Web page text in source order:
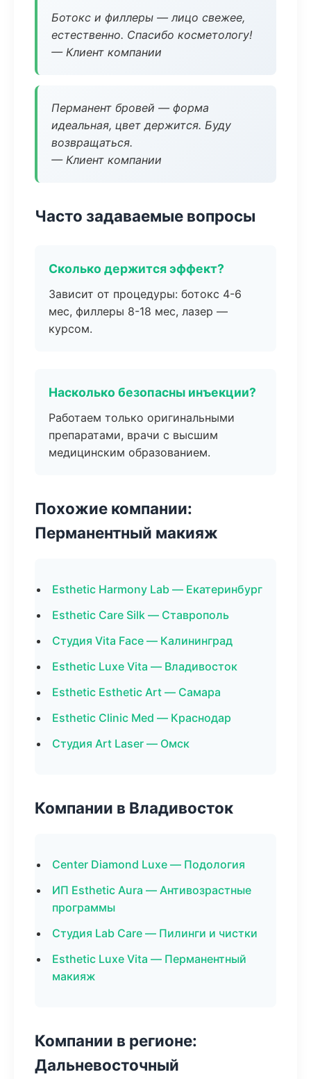
Ботокс и филлеры — лицо свежее,
естественно. Спасибо косметологу!
— Клиент компании
Перманент бровей — форма
идеальная, цвет держится. Буду
возвращаться.
— Клиент компании
Часто задаваемые вопросы
Сколько держится эффект?
Зависит от процедуры: ботокс 4-6
мес, филлеры 8-18 мес, лазер —
курсом.
Насколько безопасны инъекции?
Работаем только оригинальными
препаратами, врачи с высшим
медицинским образованием.
Похожие компании:
Перманентный макияж
Esthetic Harmony Lab — Екатеринбург
Esthetic Care Silk — Ставрополь
Студия Vita Face — Калининград
Esthetic Luxe Vita — Владивосток
Esthetic Esthetic Art — Самара
Esthetic Clinic Med — Краснодар
Студия Art Laser — Омск
Компании в Владивосток
Center Diamond Luxe — Подология
ИП Esthetic Aura — Антивозрастные
программы
Студия Lab Care — Пилинги и чистки
Esthetic Luxe Vita — Перманентный
макияж
Компании в регионе:
Дальневосточный